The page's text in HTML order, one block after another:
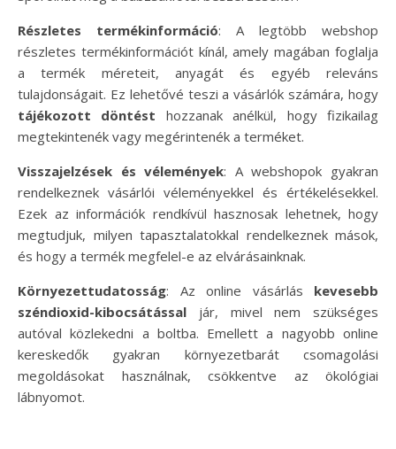
Részletes termékinformáció: A legtöbb webshop
részletes termékinformációt kínál, amely magában foglalja
a termék méreteit, anyagát és egyéb releváns
tulajdonságait. Ez lehetővé teszi a vásárlók számára, hogy
tájékozott döntést hozzanak anélkül, hogy fizikailag
megtekintenék vagy megérintenék a terméket.
Visszajelzések és vélemények: A webshopok gyakran
rendelkeznek vásárlói véleményekkel és értékelésekkel.
Ezek az információk rendkívül hasznosak lehetnek, hogy
megtudjuk, milyen tapasztalatokkal rendelkeznek mások,
és hogy a termék megfelel-e az elvárásainknak.
Környezettudatosság: Az online vásárlás kevesebb
széndioxid-kibocsátással jár, mivel nem szükséges
autóval közlekedni a boltba. Emellett a nagyobb online
kereskedők gyakran környezetbarát csomagolási
megoldásokat használnak, csökkentve az ökológiai
lábnyomot.